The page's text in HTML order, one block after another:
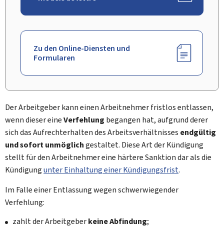
Zu den Online-Diensten und
Formularen
Der Arbeitgeber kann einen Arbeitnehmer fristlos entlassen,
wenn dieser eineVerfehlung begangen hat, aufgrund derer
sich das Aufrechterhalten des Arbeitsverhältnisses endgültig
und sofort unmöglichgestaltet. Diese Art der Kündigung
stellt für den Arbeitnehmer eine härtere Sanktion dar als die
Kündigungunter Einhaltung einer Kündigungsfrist.
Im Falle einer Entlassung wegen schwerwiegender
Verfehlung:
zahlt der Arbeitgeberkeine Abfindung;